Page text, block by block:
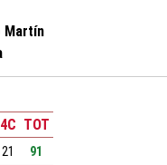
Martín
4C TOT
21
91